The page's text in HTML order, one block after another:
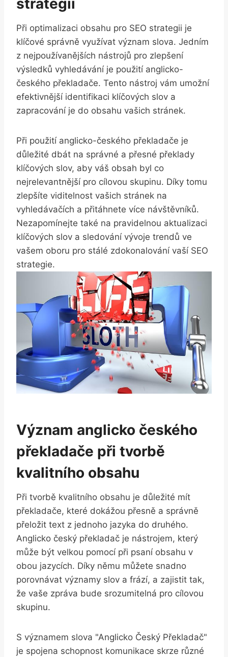
Při optimalizaci obsahu pro SEO strategii je
klíčové správně využívat význam slova. Jedním
z nejpoužívanějších nástrojů pro zlepšení
výsledků vyhledávání je použití anglicko-
českého překladače. Tento nástroj vám umožní
efektivnější identifikaci klíčových slov a
zapracování je do obsahu vašich stránek.
Při použití anglicko-českého překladače je
důležité dbát na správné a přesné překlady
klíčových slov, aby váš obsah byl co
nejrelevantnější pro cílovou skupinu. Díky tomu
zlepšíte viditelnost vašich stránek na
vyhledávačích a přitáhnete více návštěvníků.
Nezapomínejte také na pravidelnou aktualizaci
klíčových slov a sledování vývoje trendů ve
vašem oboru pro stálé zdokonalování vaší SEO
strategie.
Význam anglicko českého
překladače při tvorbě
kvalitního obsahu
Při tvorbě kvalitního obsahu je důležité mít
překladače, které dokážou přesně a správně
přeložit text z jednoho jazyka do druhého.
Anglicko český překladač je nástrojem, který
může být velkou pomocí při psaní obsahu v
obou jazycích. Díky němu můžete snadno
porovnávat významy slov a frází, a zajistit tak,
že vaše zpráva bude srozumitelná pro cílovou
skupinu.
S významem slova "Anglicko Český Překladač"
je spojena schopnost komunikace skrze různé